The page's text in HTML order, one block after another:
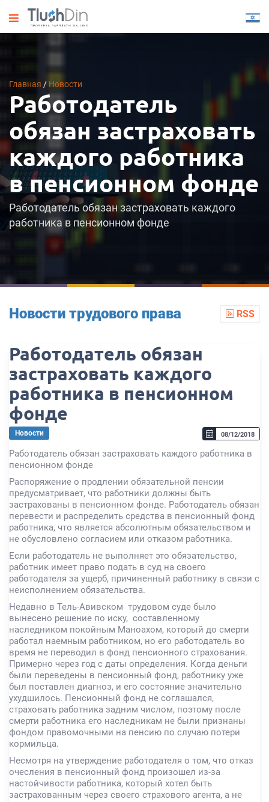
Главная / Новости
Работодатель
обязан застраховать
каждого работника
в пенсионном фонде
Работодатель обязан застраховать каждого
работника в пенсионном фонде
RSS
Новости трудового права
Работодатель обязан
застраховать каждого
работника в пенсионном
фонде
08/12/2018
Новости
Работодатель обязан застраховать каждого работника в
пенсионном фонде
Распоряжение о продлении обязательной пенсии
предусматривает, что работники должны быть
застрахованы в пенсионном фонде. Работодатель обязан
перевести и распределить средства в пенсионный фонд
работника, что является абсолютным обязательством и
не обусловлено согласием или отказом работника.
Если работодатель не выполняет это обязательство,
работник имеет право подать в суд на своего
работодателя за ущерб, причиненный работнику в связи с
неисполнением обязательства.
Недавно в Тель-Авивском трудовом суде было
вынесено решение по иску, составленному
наследником покойным Маноахом, который до смерти
работал наемным работником, но его работодатель во
время не переводил в фонд пенсионного страхования.
Примерно через год с даты определения. Когда деньги
были переведены в пенсионный фонд, работнику уже
был поставлен диагноз, и его состояние значительно
ухудшилось. Пенсионный фонд не соглашался,
страховать работника задним числом, поэтому после
смерти работника его наследникам не были признаны
фондом правомочными на пенсию по случаю потери
кормильца.
Несмотря на утверждение работодателя о том, что отказ
очесления в пенсионный фонд произошел из-за
настойчивости работника, который хотел быть
застрахованным через своего страхового агента, а не